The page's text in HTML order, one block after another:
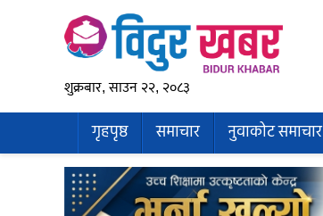
शुक्रबार, साउन २२, २०८३
गृहपृष्ठ समाचार नुवाकोट समाचार